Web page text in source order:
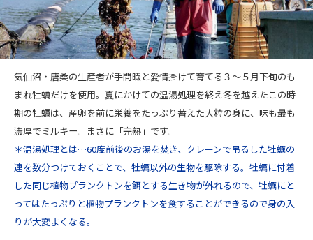
気仙沼・唐桑の生産者が手間暇と愛情掛けて育てる３～５月下旬のも
まれ牡蠣だけを使用。夏にかけての温湯処理を終え冬を越えたこの時
期の牡蠣は、産卵を前に栄養をたっぷり蓄えた大粒の身に、味も最も
濃厚でミルキー。まさに「完熟」です。
＊温湯処理とは…60度前後のお湯を焚き、クレーンで吊るした牡蠣の
連を数分つけておくことで、牡蠣以外の生物を駆除する。牡蠣に付着
した同じ植物プランクトンを餌とする生き物が外れるので、牡蠣にと
ってはたっぷりと植物プランクトンを食することができるので身の入
りが大変よくなる。